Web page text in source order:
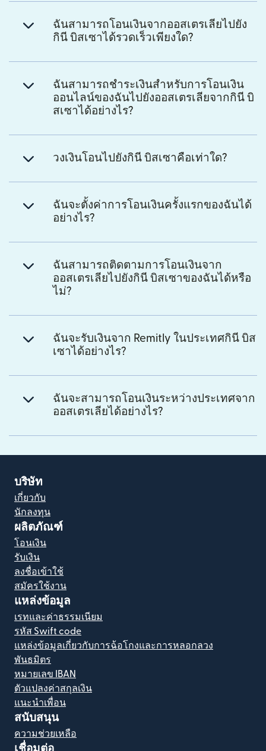
ฉันสามารถโอนเงินจากออสเตรเลียไปยัง
กินี บิสเซาได้รวดเร็วเพียงใด?
ฉันสามารถชำระเงินสำหรับการโอนเงิน
ออนไลน์ของฉันไปยังออสเตรเลียจากกินี บิ
สเซาได้อย่างไร?
วงเงินโอนไปยังกินี บิสเซาคือเท่าใด?
ฉันจะตั้งค่าการโอนเงินครั้งแรกของฉันได้
อย่างไร?
ฉันสามารถติดตามการโอนเงินจาก
ออสเตรเลียไปยังกินี บิสเซาของฉันได้หรือ
ไม่?
ฉันจะรับเงินจาก Remitly ในประเทศกินี บิส
เซาได้อย่างไร?
ฉันจะสามารถโอนเงินระหว่างประเทศจาก
ออสเตรเลียได้อย่างไร?
บริษัท
เกี่ยวกับ
นักลงทุน
ผลิตภัณฑ์
โอนเงิน
รับเงิน
ลงชื่อเข้าใช้
สมัครใช้งาน
แหล่งข้อมูล
เรทและค่าธรรมเนียม
รหัส Swift code
แหล่งข้อมูลเกี่ยวกับการฉ้อโกงและการหลอกลวง
พันธมิตร
หมายเลข IBAN
ตัวแปลงค่าสกุลเงิน
แนะนำเพื่อน
สนับสนุน
ความช่วยเหลือ